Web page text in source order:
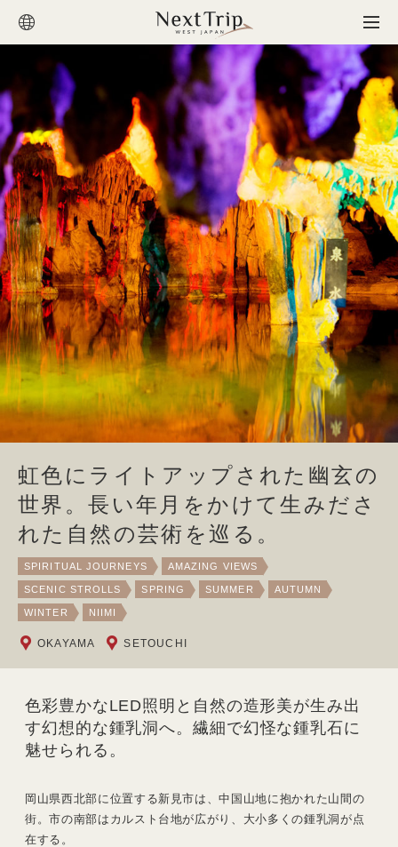
虹色にライトアップされた幽玄の
世界。長い年月をかけて生みださ
れた自然の芸術を巡る。
SPIRITUAL JOURNEYS AMAZING VIEWS
SCENIC STROLLS SPRING SUMMER AUTUMN
WINTER NIIMI
OKAYAMA SETOUCHI
色彩豊かなLED照明と自然の造形美が生み出
す幻想的な鍾乳洞へ。繊細で幻怪な鍾乳石に
魅せられる。
岡山県西北部に位置する新見市は、中国山地に抱かれた山間の
街。市の南部はカルスト台地が広がり、大小多くの鍾乳洞が点
在する。